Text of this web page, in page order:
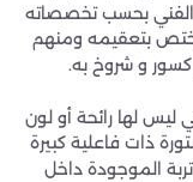
الفني بحسب تخصصاته
بتعقيمه ومنهم
و شروخ به.
ليس لها رائحة أو لون
ذات فاعلية كبيرة
الموجودة داخل